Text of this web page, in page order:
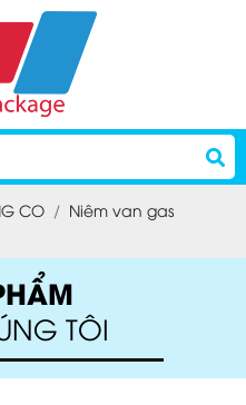
CO
Niêm van gas
TÔI